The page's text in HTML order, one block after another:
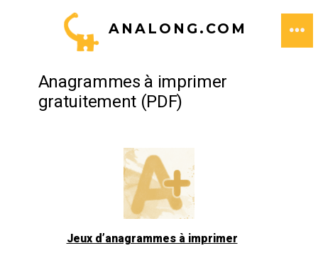
ANALONG.COM
Anagrammes à imprimer
gratuitement (PDF)
Jeux d’anagrammes à imprimer